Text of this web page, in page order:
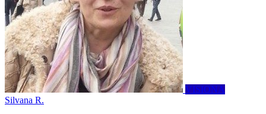
VISIONA
Silvana R.